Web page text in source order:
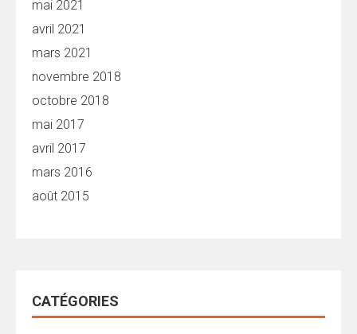
mai 2021
avril 2021
mars 2021
novembre 2018
octobre 2018
mai 2017
avril 2017
mars 2016
août 2015
CATÉGORIES